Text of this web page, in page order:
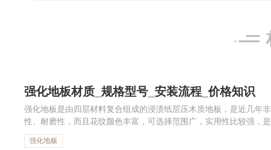
强化地板材质_规格型号_安装流程_价格知识
强化地板是由四层材料复合组成的浸渍纸层压木质地板，是近几年
性、耐磨性，而且花纹颜色丰富，可选择范围广，实用性比较强，
给大家介绍有关强化地板的材质、规格、安装等方面的知识。
强化地板